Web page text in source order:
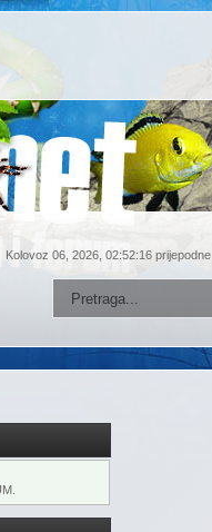
Kolovoz 06, 2026, 02:52:16 prijepodne